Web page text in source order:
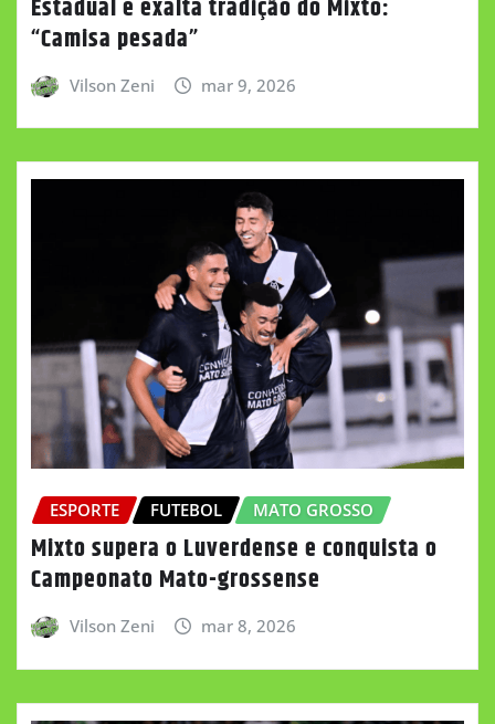
Estadual e exalta tradição do Mixto:
“Camisa pesada”
Vilson Zeni mar 9, 2026
ESPORTE FUTEBOL MATO GROSSO
Mixto supera o Luverdense e conquista o
Campeonato Mato-grossense
Vilson Zeni mar 8, 2026